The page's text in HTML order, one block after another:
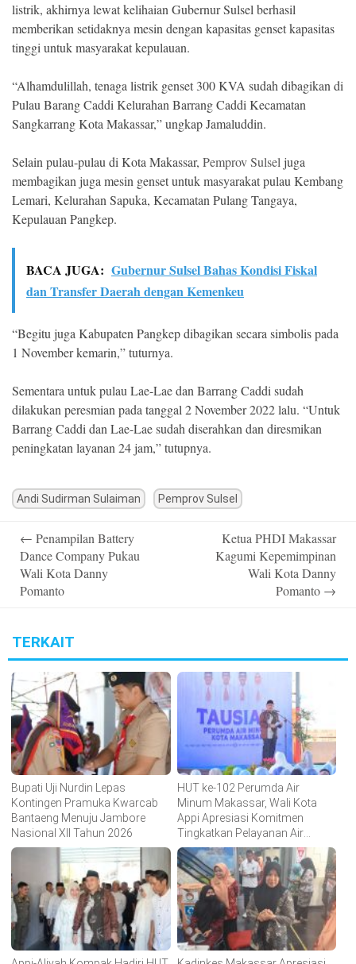
listrik, akhirnya lewat kelihaian Gubernur Sulsel berhasil
memberikan setidaknya mesin dengan kapasitas genset kapasitas
tinggi untuk masyarakat kepulauan.
“Alhamdulillah, tenaga listrik genset 300 KVA sudah dibagikan di
Pulau Barang Caddi Kelurahan Barrang Caddi Kecamatan
Sangkarrang Kota Makassar,” ungkap Jamaluddin.
Selain pulau-pulau di Kota Makassar, Pemprov Sulsel juga
membagikan juga mesin genset untuk masyarakat pulau Kembang
Lemari, Kelurahan Sapuka, Kecamatan Pulang Tangaya,
Kepulauan Pangkep.
BACA JUGA: Gubernur Sulsel Bahas Kondisi Fiskal
dan Transfer Daerah dengan Kemenkeu
“Begitu juga Kabupaten Pangkep dibagikan secara simbolis pada
1 November kemarin,” tuturnya.
Sementara untuk pulau Lae-Lae dan Barrang Caddi sudah
dilakukan peresmian pada tanggal 2 November 2022 lalu. “Untuk
Barrang Caddi dan Lae-Lae sudah diserahkan dan diresmikan
peningkatan layanan 24 jam,” tutupnya.
Andi Sudirman Sulaiman Pemprov Sulsel
navigation
← Penampilan Battery
Dance Company Pukau
Wali Kota Danny
Pomanto
Ketua PHDI Makassar
Kagumi Kepemimpinan
Wali Kota Danny
Pomanto →
TERKAIT
Bupati Uji Nurdin Lepas
Kontingen Pramuka Kwarcab
Bantaeng Menuju Jambore
Nasional XII Tahun 2026
HUT ke-102 Perumda Air
Minum Makassar, Wali Kota
Appi Apresiasi Komitmen
Tingkatkan Pelayanan Air
Bersih